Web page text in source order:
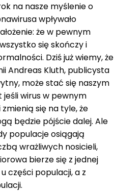
na nasze myślenie o
wpływało
że w pewnym
się skończy i
Dziś już wiemy, że
Andreas Kluth, publicysta
może stać się naszym
wirus w pewnym
się na tyle, że
będzie pójście dalej. Ale
populacje osiągają
wrażliwych nosicieli,
bierze się z jednej
części populacji, a z